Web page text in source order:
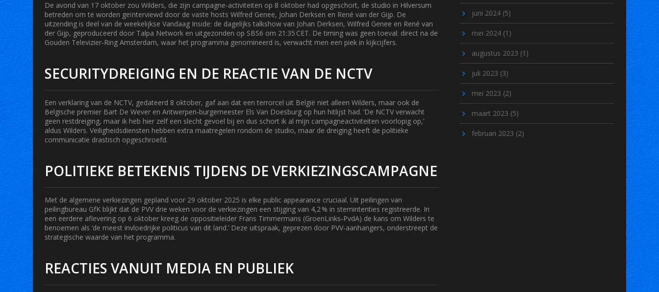
De avond van 17 oktober zou Wilders, die zijn campagne‑activiteiten op 8 oktober had opgeschort, de studio in Hilversum
betreden om te worden geïnterviewd door de vaste hosts Wilfred Genee, Johan Derksen en René van der Gijp. De
uitzending is deel van de weekelijkseVandaag Inside: de dagelijks talkshow van Johan Derksen, Wilfred Genee en René van
der Gijp, geproduceerd door Talpa Network en uitgezonden op SBS6 om 21:35 CET. De timing was geen toeval: direct na de
Gouden Televizier‑Ring Amsterdam, waar het programma genomineerd is, verwacht men een piek in kijkcijfers.
SECURITYDREIGING EN DE REACTIE VAN DE NCTV
Een verklaring van de NCTV, gedateerd 8 oktober, gaf aan dat een terrorcel uit België niet alleen Wilders, maar ook de
Belgische premier Bart De Wever en Antwerpen‑burgemeester Els Van Doesburg op hun hitlijst had. ‘De NCTV verwacht
geen restdreiging, maar ik heb hier zelf een slecht gevoel bij en dus schort ik al mijn campagneactiviteiten voorlopig op,’
aldus Wilders. Veiligheidsdiensten hebben extra maatregelen rondom de studio, maar de dreiging heeft de politieke
communicatie drastisch opgeschroefd.
POLITIEKE BETEKENIS TIJDENS DE VERKIEZINGSCAMPAGNE
Met de algemene verkiezingen gepland voor 29 oktober 2025 is elke public appearance cruciaal. Uit peilingen van
peilingbureau GfK blijkt dat de PVV drie weken voor de verkiezingen een stijging van 4,2 % in stemintenties registreerde. In
een eerdere aflevering op 6 oktober kreeg de oppositieleider Frans Timmermans (GroenLinks‑PvdA) de kans om Wilders te
benoemen als ‘de meest invloedrijke politicus van dit land.’ Deze uitspraak, geprezen door PVV‑aanhangers, onderstreept de
strategische waarde van het programma.
REACTIES VANUIT MEDIA EN PUBLIEK
juni 2024 (5)
mei 2024 (1)
augustus 2023 (1)
juli 2023 (3)
mei 2023 (2)
maart 2023 (5)
februari 2023 (2)